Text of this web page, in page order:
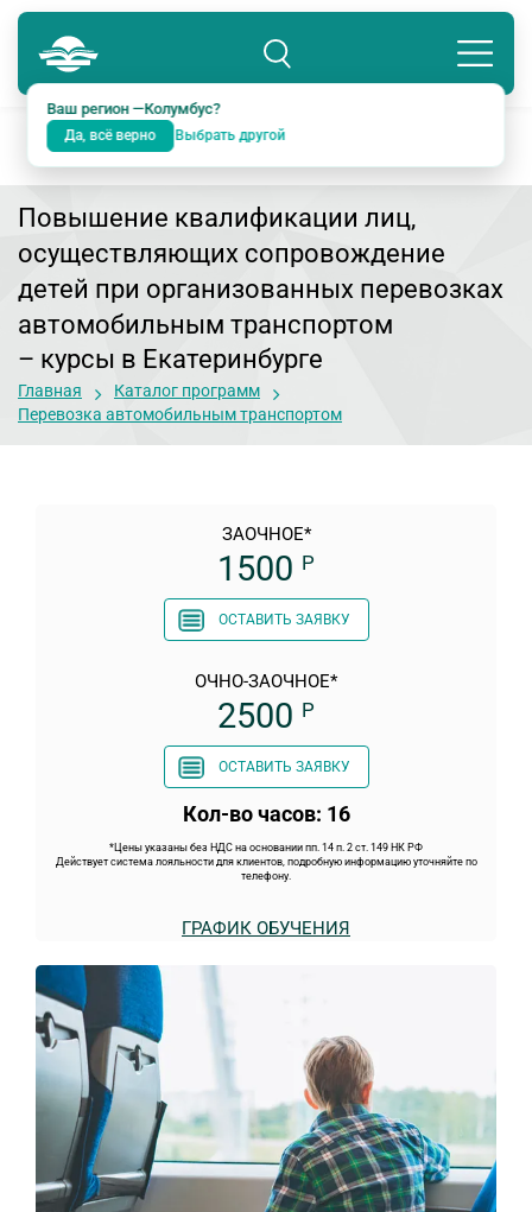
Колумбус
Подразделение: Екатеринбург
Ваш регион —Колумбус?
Да, всё верно Выбрать другой
8 800 234-18-38
Повышение квалификации лиц,
осуществляющих сопровождение
детей при организованных перевозках
автомобильным транспортом
– курсы в Екатеринбурге
Главная
Каталог программ
Перевозка автомобильным транспортом
ЗАОЧНОЕ*
1500 Р
ОСТАВИТЬ ЗАЯВКУ
ОЧНО-ЗАОЧНОЕ*
2500 Р
ОСТАВИТЬ ЗАЯВКУ
Кол-во часов: 16
*Цены указаны без НДС на основании пп. 14 п. 2 ст. 149 НК РФ
Действует система лояльности для клиентов, подробную информацию уточняйте по
телефону.
ГРАФИК ОБУЧЕНИЯ